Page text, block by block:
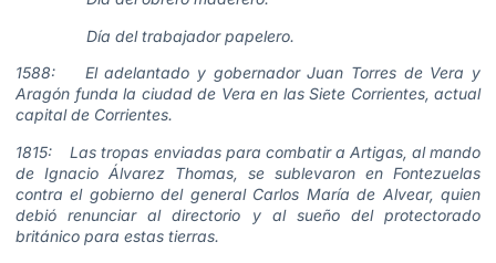
Día del trabajador papelero.
1588: El adelantado y gobernador Juan Torres de Vera y
Aragón funda la ciudad de Vera en las Siete Corrientes, actual
capital de Corrientes.
1815: Las tropas enviadas para combatir a Artigas, al mando
de Ignacio Álvarez Thomas, se sublevaron en Fontezuelas
contra el gobierno del general Carlos María de Alvear, quien
debió renunciar al directorio y al sueño del protectorado
británico para estas tierras.